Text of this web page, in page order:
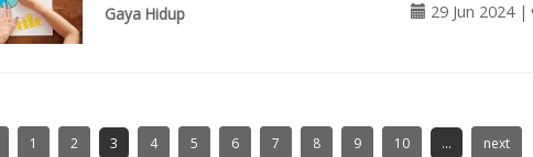
Gaya Hidup 29 Jun 2024 |
1 2 3 4 5 6 7 8 9 10 ... next